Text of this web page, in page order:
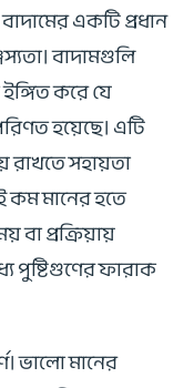
একটি প্রধান
বাদামগুলি
করে যে
হয়েছে। এটি
রাখতে সহায়তা
কম মানের হতে
বা প্রক্রিয়ায়
পুষ্টিগুণের ফারাক
ভালো মানের